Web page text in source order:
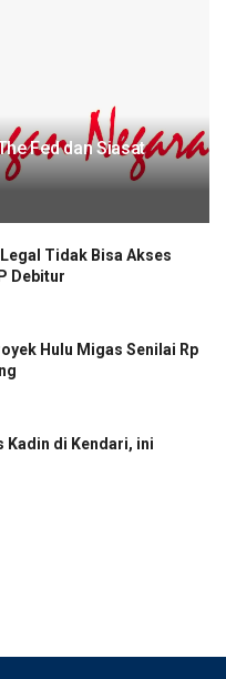
Fed dan Siasat
Tidak Bisa Akses
Debitur
Hulu Migas Senilai Rp
di Kendari, ini